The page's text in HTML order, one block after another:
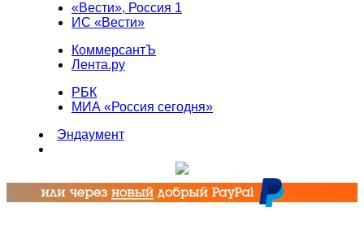
«Вести», Россия 1
ИС «Вести»
КоммерсантЪ
Лента.ру
РБК
МИА «Россия сегодня»
Эндаумент